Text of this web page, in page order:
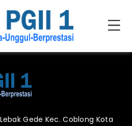
Gede Kec. Coblong Kota